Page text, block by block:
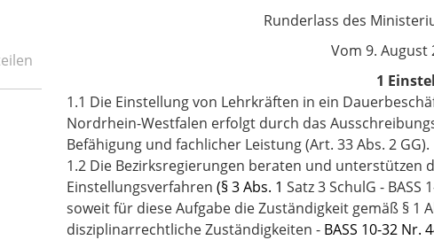
Runderlass des
Vom 9. August
1
1.1 Die Einstellung von Lehrkräften in ein
Nordrhein-Westfalen erfolgt durch das
Befähigung und fachlicher Leistung (Art. 33 Abs. 2 GG).
1.2 Die Bezirksregierungen beraten und
Einstellungsverfahren (§ 3 Abs. 1 Satz 3 SchulG - BASS
soweit für diese Aufgabe die Zuständigkeit gemäß § 1
disziplinarrechtliche Zuständigkeiten - BASS 10-32 Nr.